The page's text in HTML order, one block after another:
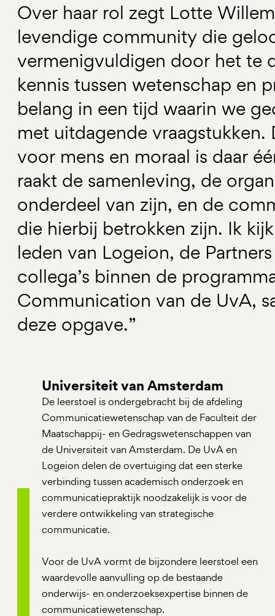
Over haar rol zegt Lotte
levendige community die
vermenigvuldigen door het te
kennis tussen wetenschap en
belang in een tijd waarin we
met uitdagende
voor mens en moraal is daar
raakt de samenleving, de
onderdeel van zijn, en de
die hierbij betrokken zijn. Ik
leden van Logeion, de
collega’s binnen de
Communication van de UvA,
deze opgave.”
Universiteit van Amsterdam
De leerstoel is ondergebracht bij de afdeling
Communicatiewetenschap van de Faculteit der
Maatschappij- en Gedragswetenschappen van
de Universiteit van Amsterdam. De UvA en
Logeion delen de overtuiging dat een sterke
verbinding tussen academisch onderzoek en
communicatiepraktijk noodzakelijk is voor de
verdere ontwikkeling van strategische
communicatie.
Voor de UvA vormt de bijzondere leerstoel een
waardevolle aanvulling op de bestaande
onderwijs- en onderzoeksexpertise binnen de
communicatiewetenschap.